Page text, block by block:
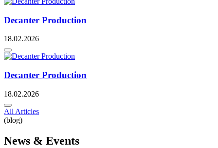
Decanter Production
18.02.2026
Decanter Production
18.02.2026
All Articles
(blog)
News & Events